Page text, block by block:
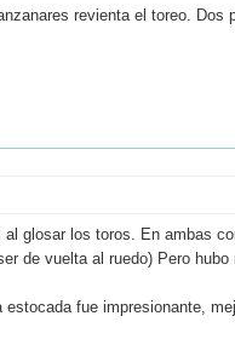
revienta el toreo.
glosar los toros. En ambas
de vuelta al ruedo) Pero
estocada fue impresionante,